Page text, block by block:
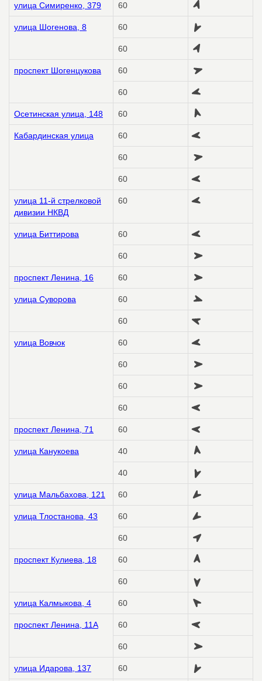
улица Симиренко, 379 60
улица Шогенова, 8 60
60
проспект Шогенцукова 60
60
Осетинская улица, 148 60
Кабардинская улица 60
60
60
улица 11-й стрелковой
дивизии НКВД
60
улица Биттирова 60
60
проспект Ленина, 16 60
улица Суворова 60
60
улица Вовчок 60
60
60
60
проспект Ленина, 71 60
улица Канукоева 40
40
улица Мальбахова, 121 60
улица Тлостанова, 43 60
60
проспект Кулиева, 18 60
60
улица Калмыкова, 4 60
проспект Ленина, 11А 60
60
улица Идарова, 137 60